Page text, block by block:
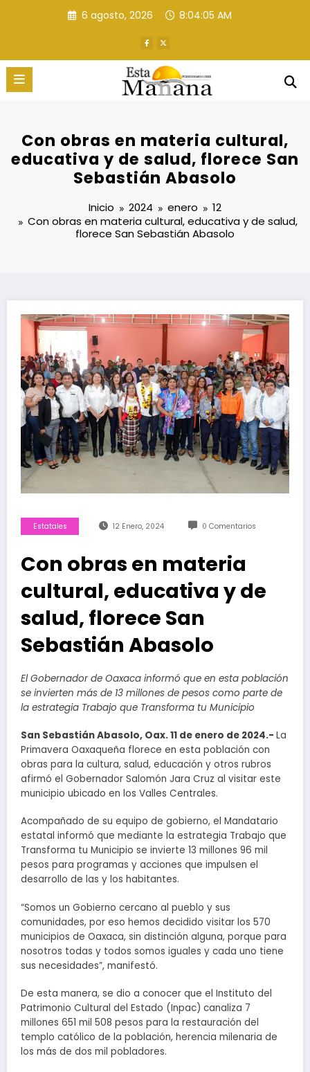
6 agosto, 2026 8:04:06 AM
Con obras en materia cultural,
educativa y de salud, florece San
Sebastián Abasolo
Inicio 2024 enero
12
Con obras en materia cultural, educativa y de salud,
florece San Sebastián Abasolo
Estatales 12 Enero, 2024 0 Comentarios
Con obras en materia
cultural, educativa y de
salud, florece San
Sebastián Abasolo
El Gobernador de Oaxaca informó que en esta población
se invierten más de 13 millones de pesos como parte de
la estrategia Trabajo que Transforma tu Municipio
San Sebastián Abasolo, Oax. 11 de enero de 2024.- La
Primavera Oaxaqueña florece en esta población con
obras para la cultura, salud, educación y otros rubros
afirmó el Gobernador Salomón Jara Cruz al visitar este
municipio ubicado en los Valles Centrales.
Acompañado de su equipo de gobierno, el Mandatario
estatal informó que mediante la estrategia Trabajo que
Transforma tu Municipio se invierte 13 millones 96 mil
pesos para programas y acciones que impulsen el
desarrollo de las y los habitantes.
“Somos un Gobierno cercano al pueblo y sus
comunidades, por eso hemos decidido visitar los 570
municipios de Oaxaca, sin distinción alguna, porque para
nosotros todas y todos somos iguales y cada uno tiene
sus necesidades”, manifestó.
De esta manera, se dio a conocer que el Instituto del
Patrimonio Cultural del Estado (Inpac) canaliza 7
millones 651 mil 508 pesos para la restauración del
templo católico de la población, herencia milenaria de
los más de dos mil pobladores.